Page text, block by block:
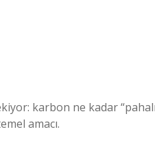
karbon ne kadar
amacı.